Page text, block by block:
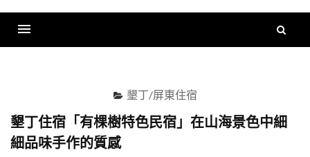
墾丁/屏東住宿
墾丁住宿「有棵樹特色民宿」在山海景色中細
細品味手作的質感